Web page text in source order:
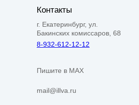
Контакты
г. Екатеринбург, ул.
Бакинских комиссаров, 68
8-932-612-12-12
Пишите в MAX
mail@illva.ru